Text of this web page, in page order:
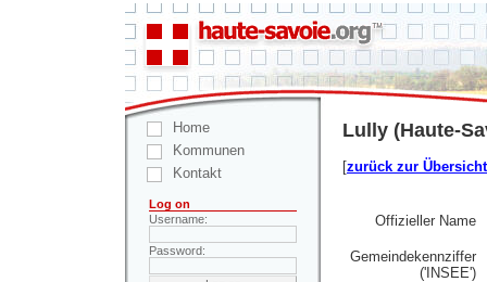
Home
Kommunen
Kontakt
Log on
Username:
Password:
Lully (Haute-
[zurück zur Übersicht
Offizieller Name
Gemeindekennziffer
('INSEE')